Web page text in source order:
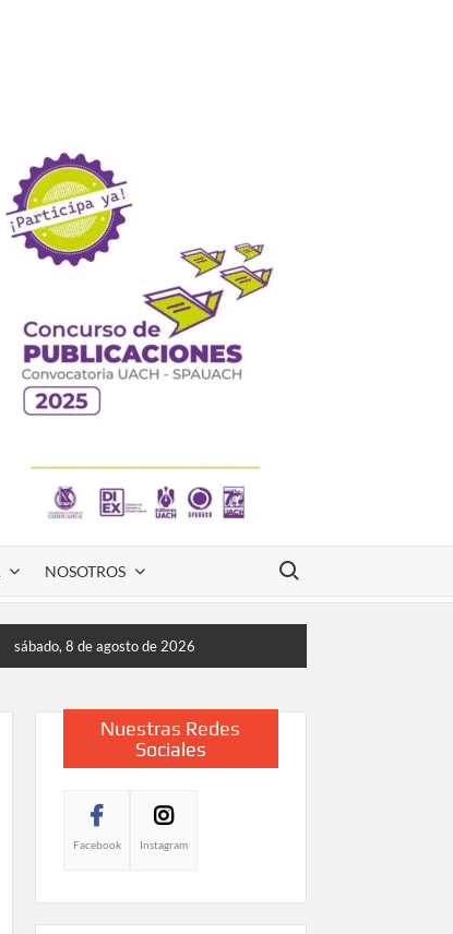
NOSOTROS
Buscar:
sábado, 8 de agosto de 2026
Nuestras Redes
Sociales
Facebook Instagram